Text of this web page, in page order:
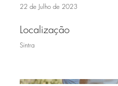
22 de Julho de 2023
Localização
Sintra